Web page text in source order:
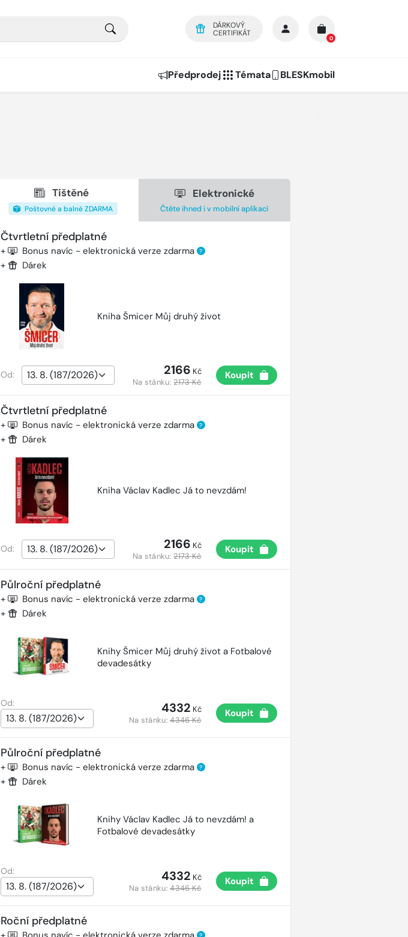
DÁRKOVÝ
CERTIFIKÁT
0
Předprodej Témata BLESKmobil
Tištěné
Poštovné a balné ZDARMA
Elektronické
Čtěte ihned i v mobilní aplikaci
Čtvrtletní předplatné
+ Bonus navíc - elektronická verze zdarma ?
+ Dárek
Kniha Šmicer Můj druhý život
Od: 2166 Kč
Na stánku:2173 Kč
Koupit
Čtvrtletní předplatné
+ Bonus navíc - elektronická verze zdarma ?
+ Dárek
Kniha Václav Kadlec Já to nevzdám!
Od: 2166 Kč
Na stánku:2173 Kč
Koupit
Půlroční předplatné
+ Bonus navíc - elektronická verze zdarma ?
+ Dárek
Knihy Šmicer Můj druhý život a Fotbalové
devadesátky
Od: 4332 Kč
Na stánku:4346 Kč
Koupit
Půlroční předplatné
+ Bonus navíc - elektronická verze zdarma ?
+ Dárek
Knihy Václav Kadlec Já to nevzdám! a
Fotbalové devadesátky
Od: 4332 Kč
Na stánku:4346 Kč
Koupit
Roční předplatné